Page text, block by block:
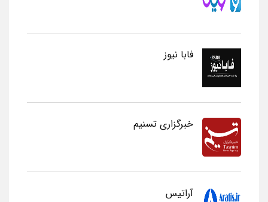
فابا نیوز
خبرگزاری تسنیم
آراتیس